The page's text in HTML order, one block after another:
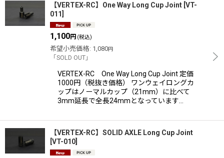
【VERTEX-RC】One Way Long Cup Joint VT-
011
1,100円 (税込)
希望小売価格: 1,080円
「SOLD OUT」
VERTEX-RC One Way Long Cup Joint 定価
1000円（税抜き価格） ワンウェイロングカ
ップはノーマルカップ（21mm）に比べて
3mm延長で全長24mmとなっています…
【VERTEX-RC】SOLID AXLE Long Cup Joint
VT-010